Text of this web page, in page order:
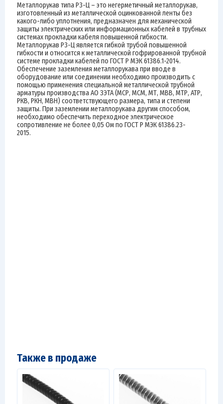
Металлорукав типа Р3-Ц – это негерметичный металлорукав,
изготовленный из металлической оцинкованной ленты без
какого-либо уплотнения, предназначен для механической
защиты электрических или информационных кабелей в трубных
системах прокладки кабеля повышенной гибкости.
Металлорукав Р3-Ц является гибкой трубой повышенной
гибкости и относится к металлической гофрированной трубной
системе прокладки кабелей по ГОСТ Р МЭК 61386.1-2014.
Обеспечение заземления металлорукава при вводе в
оборудование или соединении необходимо производить с
помощью применения специальной металлической трубной
арматуры производства АО ЗЭТА (МСР, МСМ, МТ, МВВ, МТР, АТР,
РКВ, РКН, МВН) соответствующего размера, типа и степени
защиты. При заземлении металлорукава другим способом,
необходимо обеспечить переходное электрическое
сопротивление не более 0,05 Ом по ГОСТ Р МЭК 61386.23-
2015.
Также в продаже